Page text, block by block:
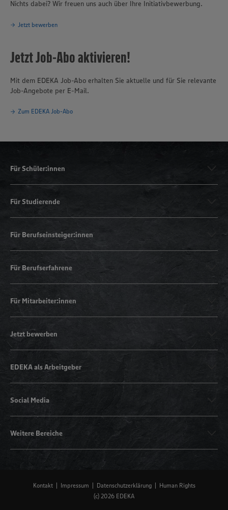
Nichts dabei? Wir freuen uns auch über Ihre Initiativbewerbung.
Jetzt bewerben
Jetzt Job-Abo aktivieren!
Mit dem EDEKA Job-Abo erhalten Sie aktuelle und für Sie relevante
Job-Angebote per E-Mail.
Zum EDEKA Job-Abo
Für Schüler:innen
Für Studierende
Für Berufseinsteiger:innen
Für Berufserfahrene
Für Mitarbeiter:innen
Jetzt bewerben
EDEKA als Arbeitgeber
Social Media
Weitere Bereiche
Kontakt Impressum Datenschutzerklärung
Human Rights
(c) 2026 EDEKA